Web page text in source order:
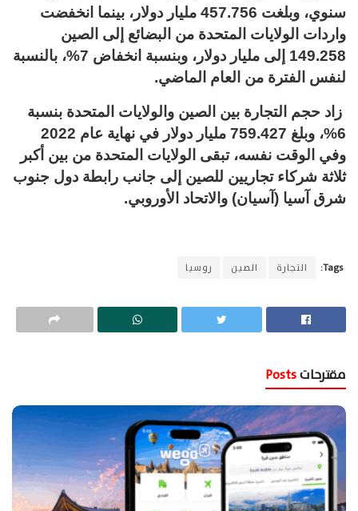
سنوي، وبلغت 457.756 مليار دولار، بينما انخفضت
واردات الولايات المتحدة من البضائع إلى الصين
149.258 إلى مليار دولار، وبنسبة انخفاض 7%، بالنسبة
لنفس الفترة من العام الماضي.
زاد حجم التجارة بين الصين والولايات المتحدة بنسبة
6%، وبلغ 759.427 مليار دولار في نهاية عام 2022
وفي الوقت نفسه، تبقى الولايات المتحدة من بين أكبر
ثلاثة شركاء تجاريين للصين إلى جانب رابطة دول جنوب
شرق آسيا (آسيان) والاتحاد الأوروبي.
Tags: التجارة الصين روسيا
مقترحات